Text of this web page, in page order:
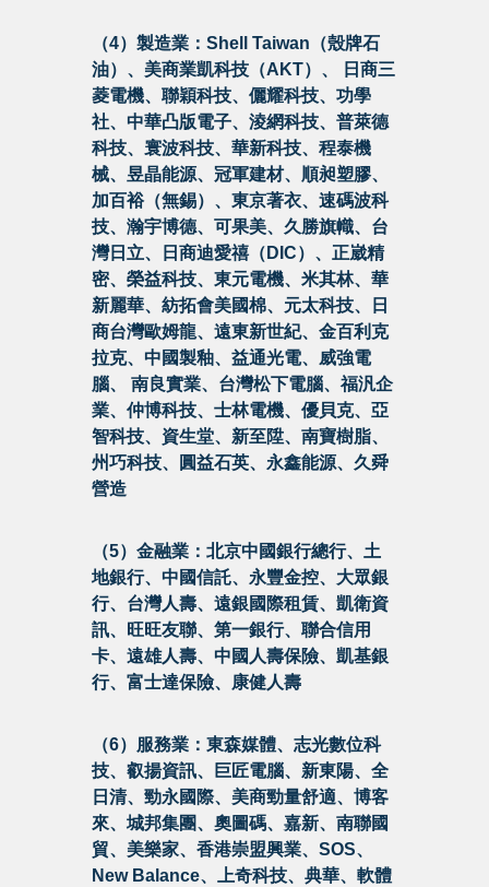
（4）製造業：Shell Taiwan（殼牌石
油）、美商業凱科技（AKT）、 日商三
菱電機、聯穎科技、儷耀科技、功學
社、中華凸版電子、淩網科技、普萊德
科技、寰波科技、華新科技、程泰機
械、昱晶能源、冠軍建材、順昶塑膠、
加百裕（無錫）、東京著衣、速碼波科
技、瀚宇博德、可果美、久勝旗幟、台
灣日立、日商迪愛禧（DIC）、正崴精
密、榮益科技、東元電機、米其林、華
新麗華、紡拓會美國棉、元太科技、日
商台灣歐姆龍、遠東新世紀、金百利克
拉克、中國製釉、益通光電、威強電
腦、 南良實業、台灣松下電腦、福汎企
業、仲博科技、士林電機、優貝克、亞
智科技、資生堂、新至陞、南寶樹脂、
州巧科技、圓益石英、永鑫能源、久舜
營造
（5）金融業：北京中國銀行總行、土
地銀行、中國信託、永豐金控、大眾銀
行、台灣人壽、遠銀國際租賃、凱衛資
訊、旺旺友聯、第一銀行、聯合信用
卡、遠雄人壽、中國人壽保險、凱基銀
行、富士達保險、康健人壽
（6）服務業：東森媒體、志光數位科
技、叡揚資訊、巨匠電腦、新東陽、全
日清、勁永國際、美商勁量舒適、博客
來、城邦集團、奧圖碼、嘉新、南聯國
貿、美樂家、香港崇盟興業、SOS、
New Balance、上奇科技、典華、軟體